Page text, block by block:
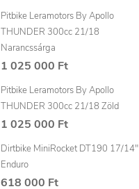
Pitbike Leramotors By Apollo
THUNDER 300cc 21/18
Narancssárga
1 025 000 Ft
Pitbike Leramotors By Apollo
THUNDER 300cc 21/18 Zöld
1 025 000 Ft
Dirtbike MiniRocket DT190 17/14"
Enduro
618 000 Ft